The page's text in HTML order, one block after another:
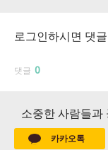
로그인하시면 댓
댓글 0
소중한 사람들과
카카오톡